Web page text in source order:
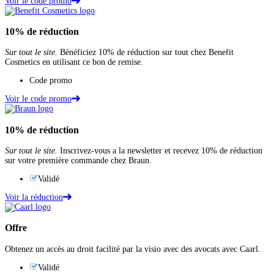
10% de réduction
Sur tout le site. Bénéficiez 10% de réduction sur tout chez Benefit
Cosmetics en utilisant ce bon de remise.
Code promo
Voir le code promo
10% de réduction
Sur tout le site. Inscrivez-vous a la newsletter et recevez 10% de réduction
sur votre première commande chez Braun.
Validé
Voir la réduction
Offre
Obtenez un accès au droit facilité par‍ la visio avec des avocats avec Caarl.
Validé